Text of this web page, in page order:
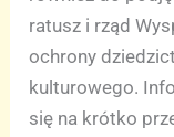
ratusz i rząd
ochrony
kulturowego.
się na krótko